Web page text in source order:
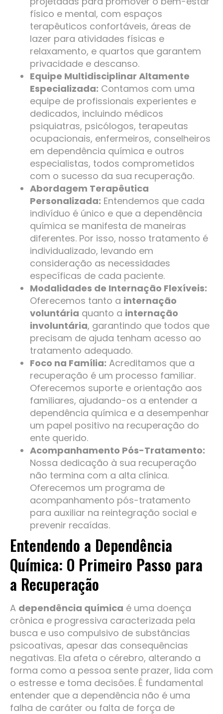
físico e mental, com espaços
terapêuticos confortáveis, áreas de
lazer para atividades físicas e
relaxamento, e quartos que garantem
privacidade e descanso.
Equipe Multidisciplinar Altamente
Especializada: Contamos com uma
equipe de profissionais experientes e
dedicados, incluindo médicos
psiquiatras, psicólogos, terapeutas
ocupacionais, enfermeiros, conselheiros
em dependência química e outros
especialistas, todos comprometidos
com o sucesso da sua recuperação.
Abordagem Terapêutica
Personalizada: Entendemos que cada
indivíduo é único e que a dependência
química se manifesta de maneiras
diferentes. Por isso, nosso tratamento é
individualizado, levando em
consideração as necessidades
específicas de cada paciente.
Modalidades de Internação Flexíveis:
Oferecemos tanto a internação
voluntária quanto a internação
involuntária, garantindo que todos que
precisam de ajuda tenham acesso ao
tratamento adequado.
Foco na Família: Acreditamos que a
recuperação é um processo familiar.
Oferecemos suporte e orientação aos
familiares, ajudando-os a entender a
dependência química e a desempenhar
um papel positivo na recuperação do
ente querido.
Acompanhamento Pós-Tratamento:
Nossa dedicação à sua recuperação
não termina com a alta clínica.
Oferecemos um programa de
acompanhamento pós-tratamento
para auxiliar na reintegração social e
prevenir recaídas.
Entendendo a Dependência
Química: O Primeiro Passo para
a Recuperação
A dependência química é uma doença
crônica e progressiva caracterizada pela
busca e uso compulsivo de substâncias
psicoativas, apesar das consequências
negativas. Ela afeta o cérebro, alterando a
forma como a pessoa sente prazer, lida com
o estresse e toma decisões. É fundamental
entender que a dependência não é uma
falha de caráter ou falta de força de